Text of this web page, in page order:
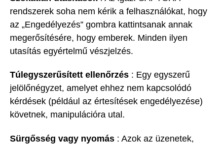
rendszerek soha nem kérik a felhasználókat, hogy
az „Engedélyezés” gombra kattintsanak annak
megerősítésére, hogy emberek. Minden ilyen
utasítás egyértelmű vészjelzés.
Túlegyszerűsített ellenőrzés : Egy egyszerű
jelölőnégyzet, amelyet ehhez nem kapcsolódó
kérdések (például az értesítések engedélyezése)
követnek, manipulációra utal.
Sürgősség vagy nyomás : Azok az üzenetek,